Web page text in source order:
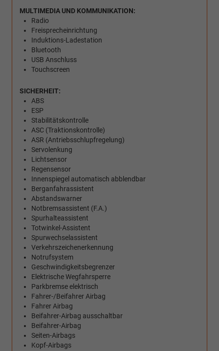
MULTIMEDIA UND KOMMUNIKATION:
Radio
Freisprecheinrichtung
Induktions-Ladestation
Bluetooth
USB Anschluss
Touchscreen
SICHERHEIT:
ABS
ESP
Stabilitätskontrolle
ASC (Traktionskontrolle)
ASR (Antriebsschlupfregelung)
Servolenkung
Lichtsensor
Regensensor
Innenspiegel automatisch abblendbar
Berganfahrassistent
Abstandswarner
Notbremsassistent (F.A.)
Spurhalteassistent
Totwinkel-Assistent
Spurwechselassistent
Verkehrszeichenerkennung
Notrufsystem
Geschwindigkeitsbegrenzer
Elektrische Wegfahrsperre
Parkbremse elektrisch
Fahrer-/Beifahrer Airbag
Fahrer Airbag
Beifahrer-Airbag ausschaltbar
Beifahrer-Airbag
Seiten-Airbags
Kopf-Airbags